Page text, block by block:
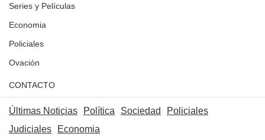
Series y Películas
Economia
Policiales
Ovación
CONTACTO
Últimas Noticias Política Sociedad
Policiales
Judiciales
Economia